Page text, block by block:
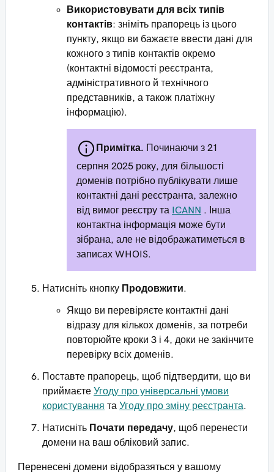
Використовувати для всіх типів
контактів: зніміть прапорець із цього
пункту, якщо ви бажаєте ввести дані для
кожного з типів контактів окремо
(контактні відомості реєстранта,
адміністративного й технічного
представників, а також платіжну
інформацію).
Примітка. Починаючи з 21
серпня 2025 року, для більшості
доменів потрібно публікувати лише
контактні дані реєстранта, залежно
від вимог реєстру та ICANN . Інша
контактна інформація може бути
зібрана, але не відображатиметься в
записах WHOIS.
Натисніть кнопку Продовжити
Якщо ви перевіряєте контактні дані
відразу для кількох доменів, за потреби
повторюйте кроки 3 і 4, доки не закінчите
перевірку всіх доменів.
Поставте прапорець, щоб підтвердити, що ви
приймаєте Угоду про універсальні умови
користування та Угоду про зміну реєстранта
Натисніть Почати передачу , щоб перенести
домени на ваш обліковий запис.
Перенесені домени відобразяться у вашому